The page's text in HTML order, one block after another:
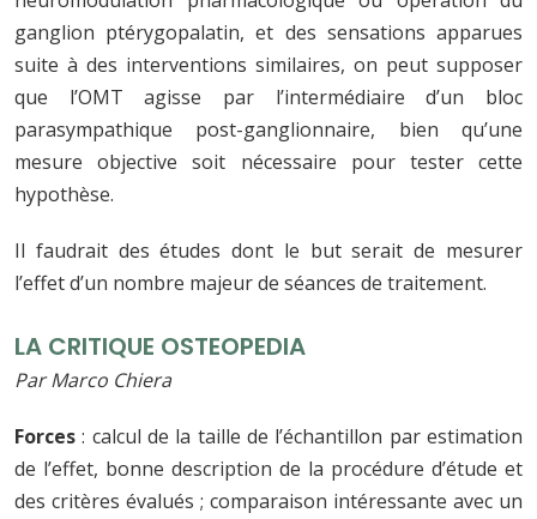
ganglion ptérygopalatin, et des sensations apparues
suite à des interventions similaires, on peut supposer
que l’OMT agisse par l’intermédiaire d’un bloc
parasympathique post-ganglionnaire, bien qu’une
mesure objective soit nécessaire pour tester cette
hypothèse.
Il faudrait des études dont le but serait de mesurer
l’effet d’un nombre majeur de séances de traitement.
LA CRITIQUE OSTEOPEDIA
Par Marco Chiera
Forces: calcul de la taille de l’échantillon par estimation
de l’effet, bonne description de la procédure d’étude et
des critères évalués ; comparaison intéressante avec un